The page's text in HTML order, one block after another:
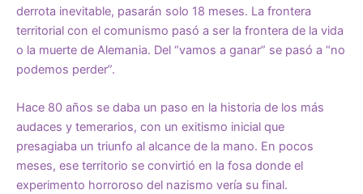
derrota inevitable, pasarán solo 18 meses. La frontera
territorial con el comunismo pasó a ser la frontera de la vida
o la muerte de Alemania. Del “vamos a ganar” se pasó a “no
podemos perder”.
Hace 80 años se daba un paso en la historia de los más
audaces y temerarios, con un exitismo inicial que
presagiaba un triunfo al alcance de la mano. En pocos
meses, ese territorio se convirtió en la fosa donde el
experimento horroroso del nazismo vería su final.